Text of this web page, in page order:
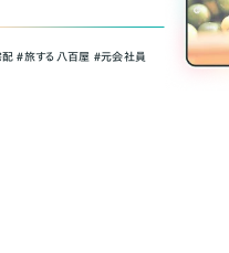
＃旅する八百屋 ＃元会社員